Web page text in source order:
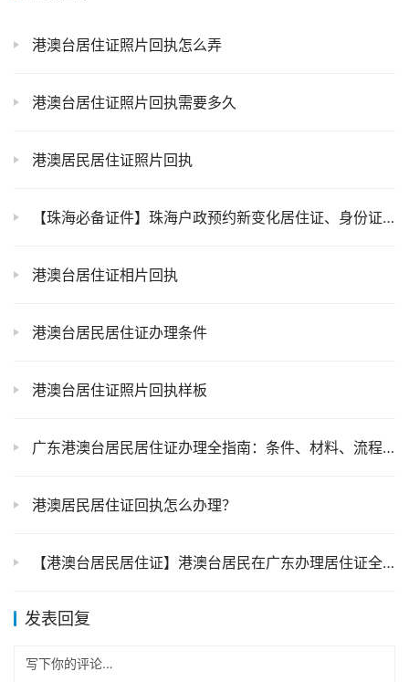
港澳台居住证照片回执怎么弄
港澳台居住证照片回执需要多久
港澳居民居住证照片回执
【珠海必备证件】珠海户政预约新变化居住证、身份证、港澳台居住证你办了吗？上“粤省事”轻松搞定
港澳台居住证相片回执
港澳台居民居住证办理条件
港澳台居住证照片回执样板
广东港澳台居民居住证办理全指南：条件、材料、流程一文讲清楚，看完包会办理！
港澳居民居住证回执怎么办理？
【港澳台居民居住证】港澳台居民在广东办理居住证全指南！材料、条件、流程全讲清楚，看这篇就够了！
发表回复